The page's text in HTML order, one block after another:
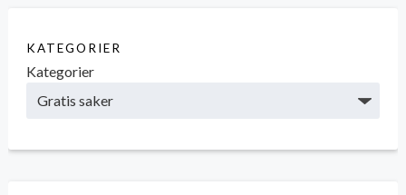
KATEGORIER
Kategorier